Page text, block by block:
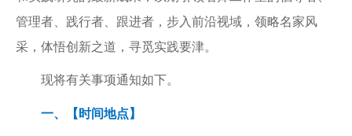
管理者、践行者、跟进者，步入前沿视域，领略名家风
采，体悟创新之道，寻觅实践要津。
现将有关事项通知如下。
一、【时间地点】